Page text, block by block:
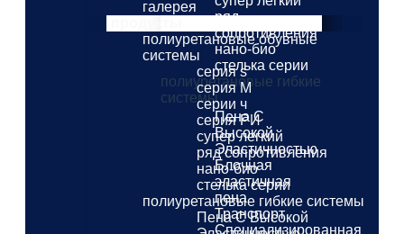
ряд
сопротивления
нано-био
стелька серии
полиуретановые гибкие
системы
Пена С
Высокой
Эластичностью
Блочная
эластичная
пена
Транспорт
Специализированная
галерея
полиуретановые обувные
системы
серия s
серия M
серии ч
серия РИ
супер легкий
ряд сопротивления
нано-био
стелька серии
полиуретановые гибкие системы
Пена С Высокой